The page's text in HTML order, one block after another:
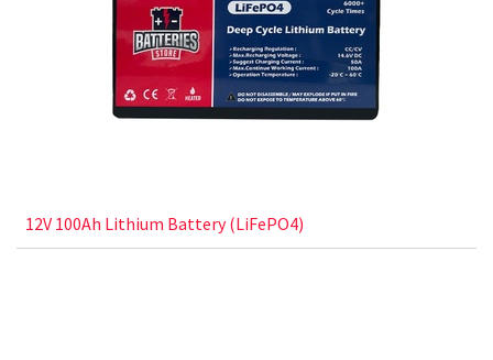
12V 100Ah Lithium Battery (LiFePO4)